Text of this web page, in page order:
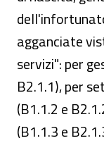
agganciate
servizi": per
B2.1.1), per
(B1.1.2 e
(B1.1.3 e